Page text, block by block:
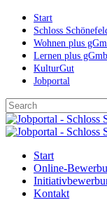
Skip
main
content
Start
Schloss
Wohnen plus
Lernen plus
KulturGut
Jobportal
Close
Search
Menu
Start
Online-
Kontakt